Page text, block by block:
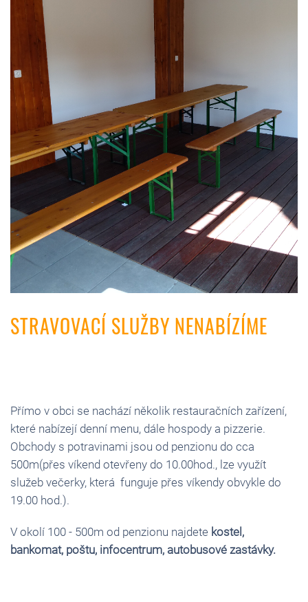
STRAVOVACÍ SLUŽBY NENABÍZÍME
Přímo v obci se nachází několik restauračních zařízení,
které nabízejí denní menu, dále hospody a pizzerie.
Obchody s potravinami jsou od penzionu do cca
500m(přes víkend otevřeny do 10.00hod., lze využít
služeb večerky, která funguje přes víkendy obvykle do
19.00 hod.).
V okolí 100 - 500m od penzionu najdete kostel,
bankomat, poštu, infocentrum, autobusové zastávky.